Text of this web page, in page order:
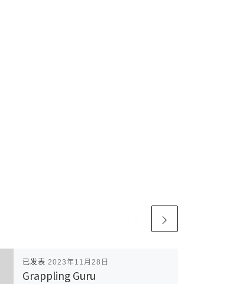
已发表 2023年11月28日
Grappling Guru